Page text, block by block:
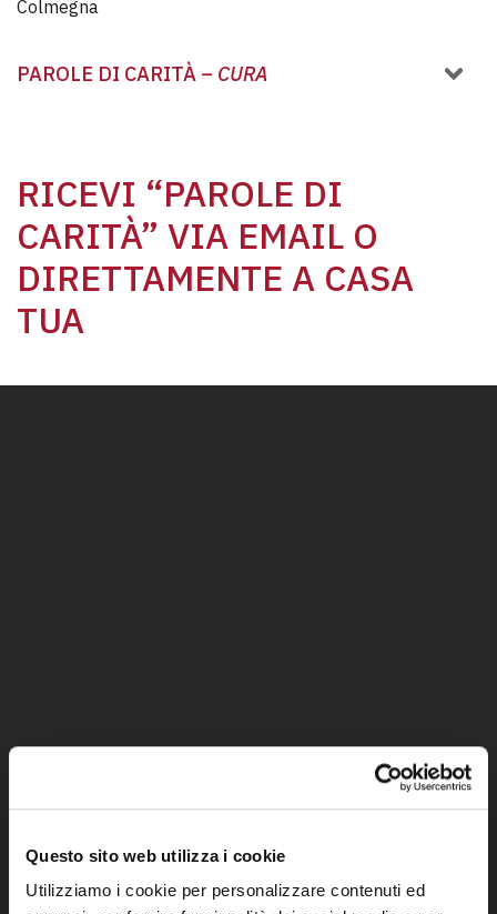
Questo sito web utilizza i cookie
Utilizziamo i cookie per personalizzare contenuti ed
PAROLE DI CARITÀ – CURA
RICEVI “PAROLE DI
CARITÀ” VIA EMAIL O
DIRETTAMENTE A CASA
TUA